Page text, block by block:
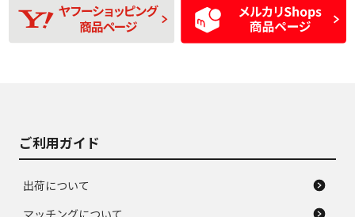
D
あり、一般的な中古
品
D
磨耗がみられ、短期
間使用できるくらい
の中古品
ご利用ガイド
出荷について